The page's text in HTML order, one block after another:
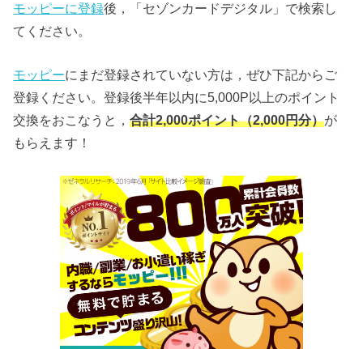
モッピーに登録後，「セゾンカードデジタル」で検索し
てください。
モッピーにまだ登録されていない方は，ぜひ下記からご
登録ください。登録後半年以内に5,000P以上のポイント
交換をおこなうと，合計2,000ポイント（2,000円分）が
もらえます！